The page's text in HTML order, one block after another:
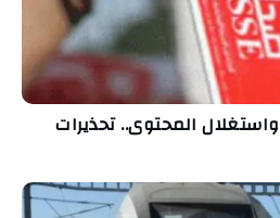
المحتوى.. تحذيرات